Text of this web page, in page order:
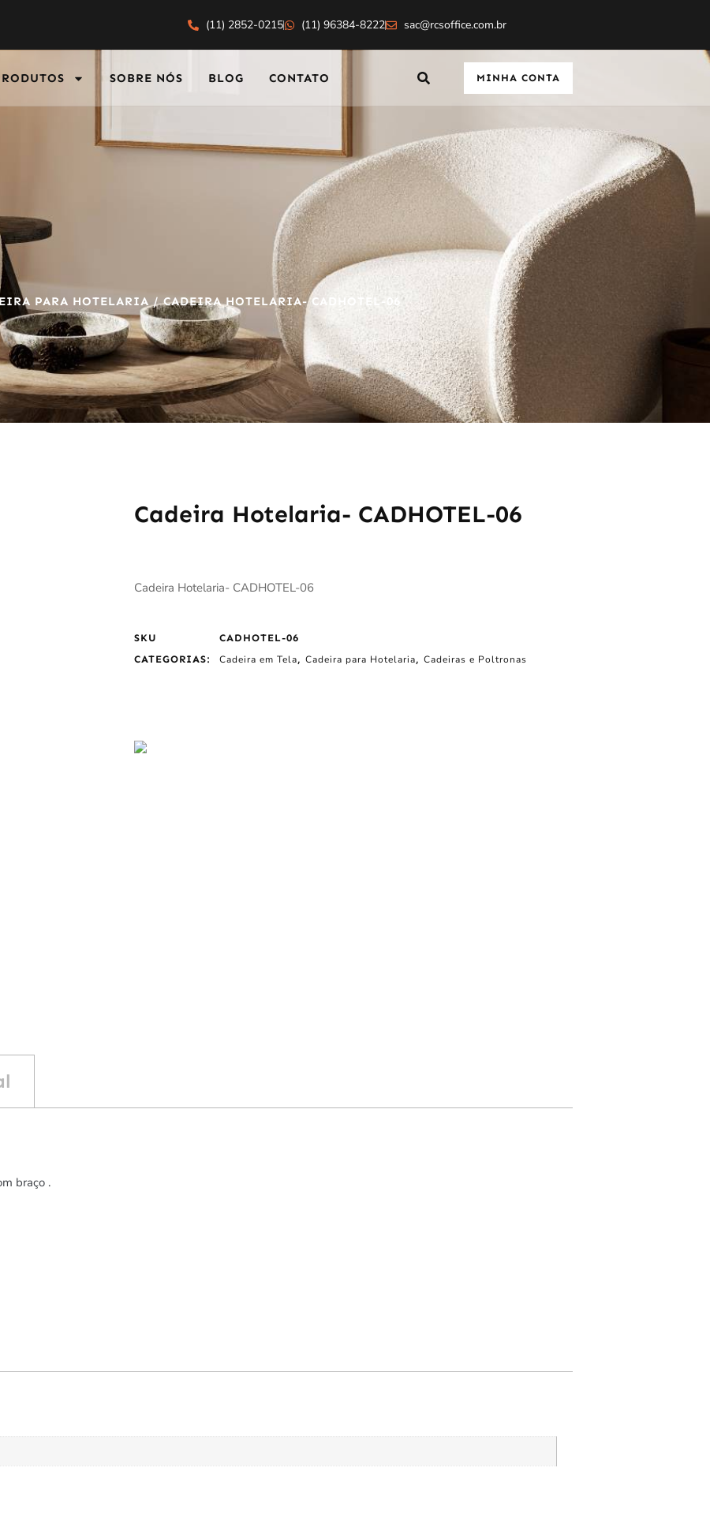
(11) 2852-0215 (11) 96384-8222 sac@rcsoffice.com.br
SOBRE NÓS BLOG CONTATO MINHA CONTA
PARA HOTELARIA / CADEIRA HOTELARIA- CADHOTEL-06
Cadeira Hotelaria- CADHOTEL-06
Cadeira Hotelaria- CADHOTEL-06
SKU
CADHOTEL-06
CATEGORIAS:
Cadeira em Tela, Cadeira para Hotelaria, Cadeiras e Poltronas
braço .